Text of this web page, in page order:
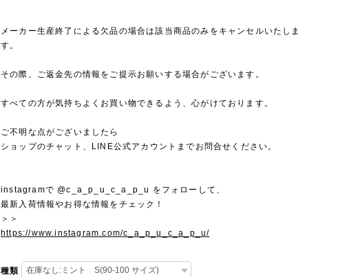
メーカー生産終了による欠品の場合は該当商品のみをキャンセルいたしま
す。
その際、ご返金先の情報をご提示お願いする場合がございます。
すべての方が気持ちよくお買い物できるよう、心がけております。
ご不明な点がございましたら
ショップのチャット、LINE公式アカウントまでお問合せください。
instagramで @c_a_p_u_c_a_p_u をフォローして、
最新入荷情報やお得な情報をチェック！
＞＞
https://www.instagram.com/c_a_p_u_c_a_p_u/
種類